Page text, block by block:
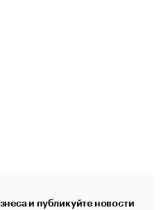
и публикуйте новости